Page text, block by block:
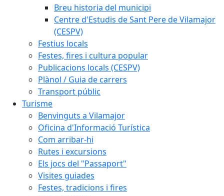
Breu historia del municipi
Centre d'Estudis de Sant Pere de Vilamajor
(CESPV)
Festius locals
Festes, fires i cultura popular
Publicacions locals (CESPV)
Plànol / Guia de carrers
Transport públic
Turisme
Benvinguts a Vilamajor
Oficina d'Informació Turística
Com arribar-hi
Rutes i excursions
Els jocs del "Passaport"
Visites guiades
Festes, tradicions i fires